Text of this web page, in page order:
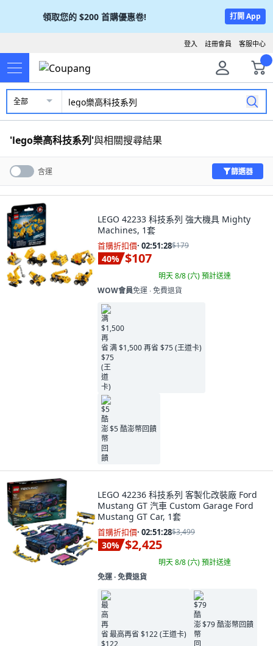
領取您的 $200 首購優惠卷! 打開 App
客服中心
註冊會員
登入
全部
'lego樂高科技系列 '與相關搜尋結果
含運 篩選器
LEGO 42233 科技系列 強大機具 Mighty
Machines, 1套
首購折扣價· 02:51:27$179
40% $107
明天 8/8 (六)預計送達
WOW會員免運 ∙ 免費退貨
满 $1,500 再省 $75 (王道卡)
$5 酷澎幣回饋
LEGO 42236 科技系列 客製化改裝廠 Ford
Mustang GT 汽車 Custom Garage Ford
Mustang GT Car, 1套
首購折扣價· 02:51:27$3,499
30% $2,425
明天 8/8 (六)預計送達
免運 ∙ 免費退貨
最高再省 $122 (王道卡)
$79 酷澎幣回饋